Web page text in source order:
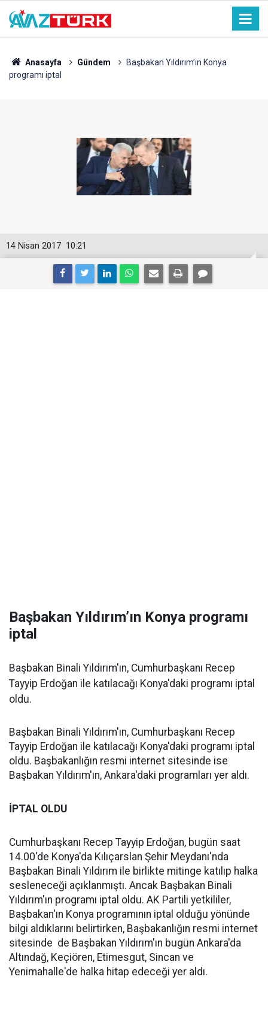
Anasayfa Gündem
Başbakan Yıldırım’ın Konya
programı iptal
10:21
14 Nisan 2017
Başbakan Yıldırım’ın Konya programı
iptal
Başbakan Binali Yıldırım'ın, Cumhurbaşkanı Recep
Tayyip Erdoğan ile katılacağı Konya'daki programı iptal
oldu.
Başbakan Binali Yıldırım'ın, Cumhurbaşkanı Recep
Tayyip Erdoğan ile katılacağı Konya'daki programı iptal
oldu. Başbakanlığın resmi internet sitesinde ise
Başbakan Yıldırım'ın, Ankara'daki programları yer aldı.
İPTAL OLDU
Cumhurbaşkanı Recep Tayyip Erdoğan, bugün saat
14.00'de Konya'da Kılıçarslan Şehir Meydanı'nda
Başbakan Binali Yıldırım ile birlikte mitinge katılıp halka
sesleneceği açıklanmıştı. Ancak Başbakan Binali
Yıldırım'ın programı iptal oldu. AK Partili yetkililer,
Başbakan'ın Konya programının iptal olduğu yönünde
bilgi aldıklarını belirtirken, Başbakanlığın resmi internet
sitesinde de Başbakan Yıldırım'ın bugün Ankara'da
Altındağ, Keçiören, Etimesgut, Sincan ve
Yenimahalle'de halka hitap edeceği yer aldı.